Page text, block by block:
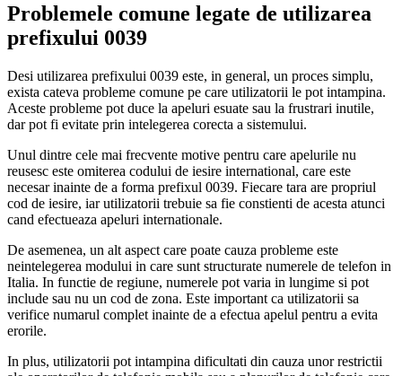
Problemele comune legate de utilizarea
prefixului 0039
Desi utilizarea prefixului 0039 este, in general, un proces simplu,
exista cateva probleme comune pe care utilizatorii le pot intampina.
Aceste probleme pot duce la apeluri esuate sau la frustrari inutile,
dar pot fi evitate prin intelegerea corecta a sistemului.
Unul dintre cele mai frecvente motive pentru care apelurile nu
reusesc este omiterea codului de iesire international, care este
necesar inainte de a forma prefixul 0039. Fiecare tara are propriul
cod de iesire, iar utilizatorii trebuie sa fie constienti de acesta atunci
cand efectueaza apeluri internationale.
De asemenea, un alt aspect care poate cauza probleme este
neintelegerea modului in care sunt structurate numerele de telefon in
Italia. In functie de regiune, numerele pot varia in lungime si pot
include sau nu un cod de zona. Este important ca utilizatorii sa
verifice numarul complet inainte de a efectua apelul pentru a evita
erorile.
In plus, utilizatorii pot intampina dificultati din cauza unor restrictii